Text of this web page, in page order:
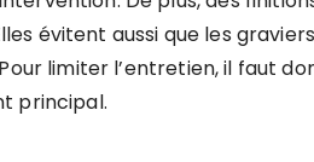
évitent aussi que les
limiter l’entretien, il faut
principal.